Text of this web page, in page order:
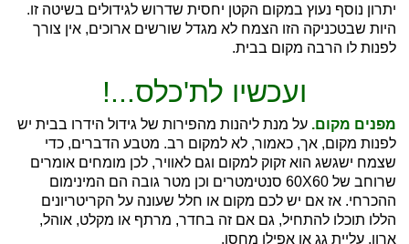
יתרון נוסף נעוץ במקום הקטן יחסית שדרוש לגידולים בשיטה זו.
היות שבטכניקה הזו הצמח לא מגדל שורשים ארוכים, אין צורך
לפנות לו הרבה מקום בבית.
ועכשיו לת'כלס...!
מפנים מקום. על מנת ליהנות מהפירות של גידול הידרו בבית יש
לפנות מקום, אך, כאמור, לא למקום רב. מטבע הדברים, כדי
שצמח ישגשג הוא זקוק למקום וגם לאוויר, לכן מומחים אומרים
שרוחב של 60X60 סנטימטרים וכן מטר גובה הם המינימום
ההכרחי. אז אם יש לכם מקום או חלל שעונה על הקריטריונים
הללו תוכלו להתחיל, גם אם זה בחדר, מרתף או מקלט, אוהל,
ארון, עליית גג או אפילו מחסן.